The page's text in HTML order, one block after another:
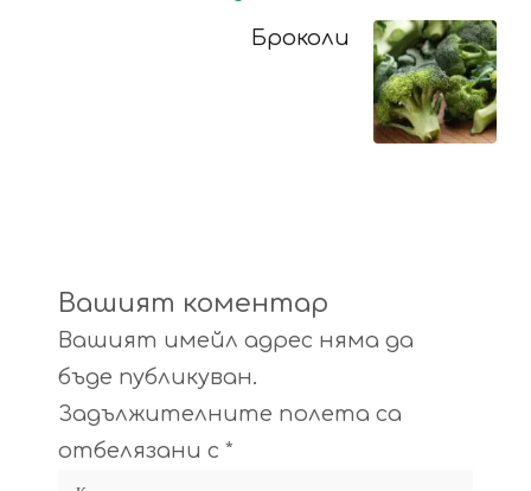
Броколи
Вашият коментар
Вашият имейл адрес няма да
бъде публикуван.
Задължителните полета са
отбелязани с *